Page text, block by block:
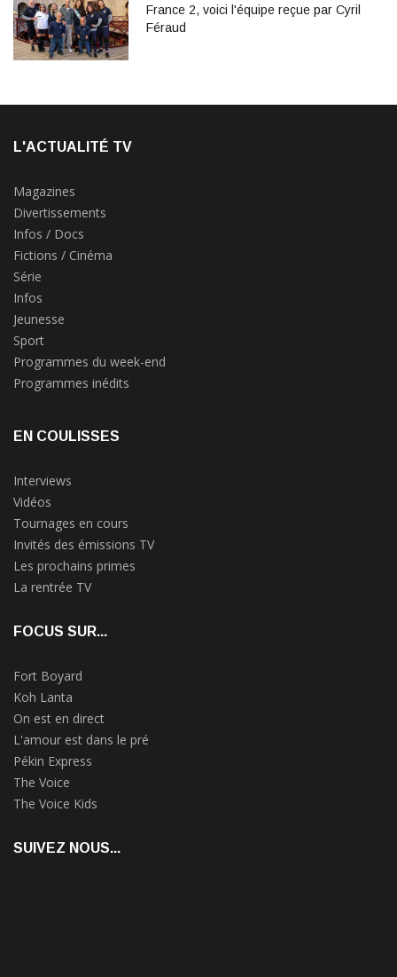
France 2, voici l'équipe reçue par Cyril
Féraud
L'ACTUALITÉ TV
Magazines
Divertissements
Infos / Docs
Fictions / Cinéma
Série
Infos
Jeunesse
Sport
Programmes du week-end
Programmes inédits
EN COULISSES
Interviews
Vidéos
Tournages en cours
Invités des émissions TV
Les prochains primes
La rentrée TV
FOCUS SUR...
Fort Boyard
Koh Lanta
On est en direct
L'amour est dans le pré
Pékin Express
The Voice
The Voice Kids
SUIVEZ NOUS...